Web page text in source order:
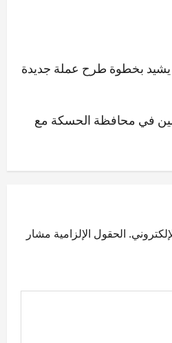
بخطوة طرح عملة جديدة
في محافظة الحسكة مع
الحقول الإلزامية مشار